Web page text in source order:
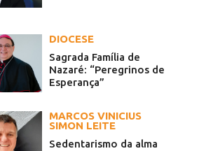
DIOCESE
Sagrada Família de
Nazaré: “Peregrinos de
Esperança”
MARCOS VINICIUS
SIMON LEITE
Sedentarismo da alma